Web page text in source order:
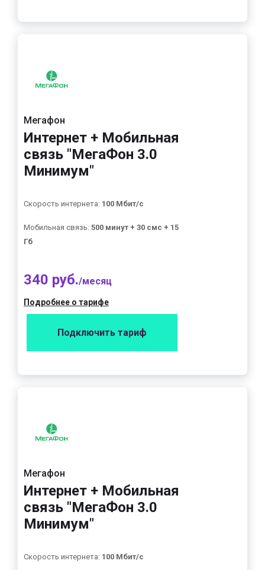
Мегафон
Интернет + Мобильная
связь "МегаФон 3.0
Минимум"
Скорость интернета: 100 Мбит/с
Мобильная связь: 500 минут + 30 смс + 15
Гб
340 руб./месяц
Подробнее о тарифе
Подключить тариф
Мегафон
Интернет + Мобильная
связь "МегаФон 3.0
Минимум"
Скорость интернета: 100 Мбит/с